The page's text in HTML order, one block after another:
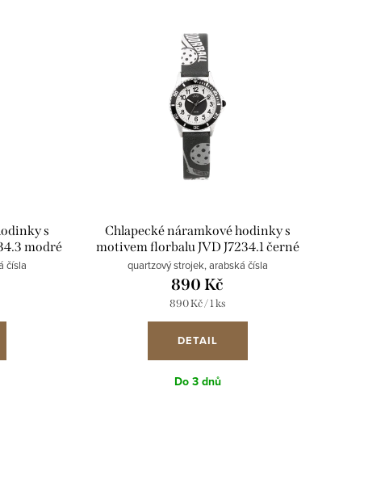
s
modré
čísla
Chlapecké náramkové hodinky s
motivem florbalu JVD J7234.1 černé
quartzový strojek, arabská čísla
890 Kč
Měrná
cena:
890 Kč / 1 ks
DETAIL
Do 3 dnů